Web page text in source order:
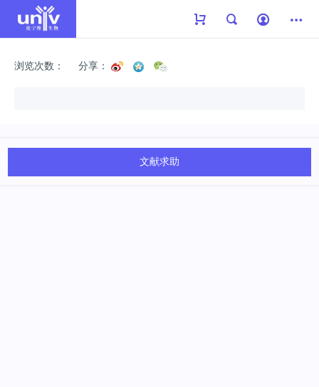
浏览次数： 分享：
文献求助